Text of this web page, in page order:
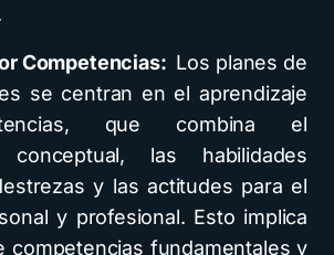
Competencias: Los planes de
se centran en el aprendizaje
que combina el
conceptual, las habilidades
y las actitudes para el
y profesional. Esto implica
competencias fundamentales y